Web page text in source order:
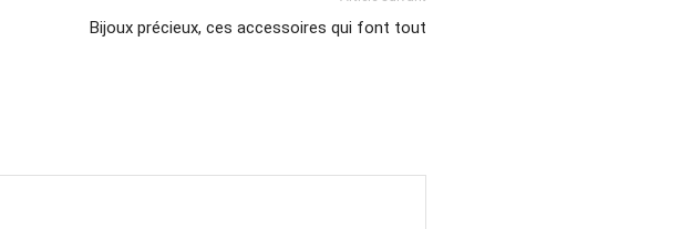
Bijoux précieux, ces accessoires qui font tout